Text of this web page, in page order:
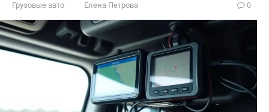
Грузовые авто Елена Петрова 0